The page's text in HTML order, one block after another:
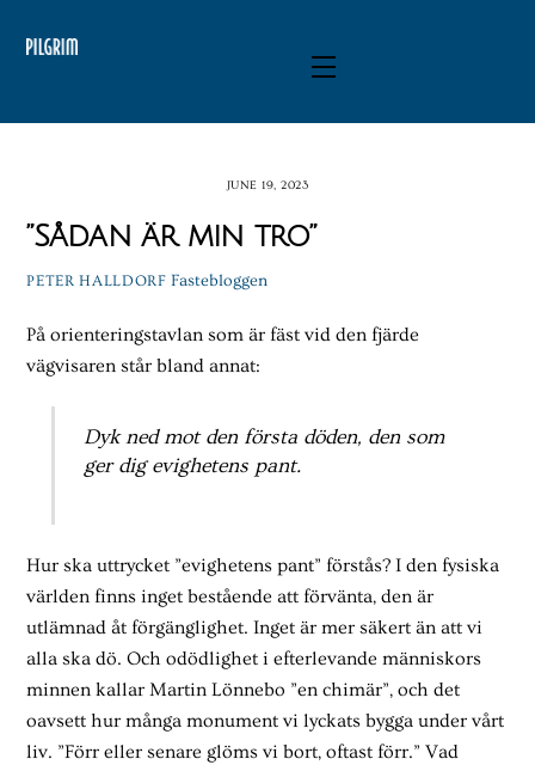
Menu
JUNE 19, 2023
”Sådan är min tro”
PETER HALLDORF Fastebloggen
På orienteringstavlan som är fäst vid den fjärde
vägvisaren står bland annat:
Dyk ned mot den första döden, den som
ger dig evighetens pant.
Hur ska uttrycket ”evighetens pant” förstås? I den fysiska
världen finns inget bestående att förvänta, den är
utlämnad åt förgänglighet. Inget är mer säkert än att vi
alla ska dö. Och odödlighet i efterlevande människors
minnen kallar Martin Lönnebo ”en chimär”, och det
oavsett hur många monument vi lyckats bygga under vårt
liv. ”Förr eller senare glöms vi bort, oftast förr.” Vad